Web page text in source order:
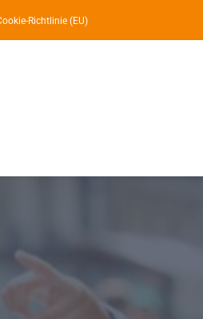
Richtlinie (EU)